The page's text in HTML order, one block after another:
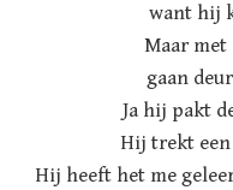
want hij
Maar met
gaan
Ja hij pakt
Hij trekt een
Hij heeft het me